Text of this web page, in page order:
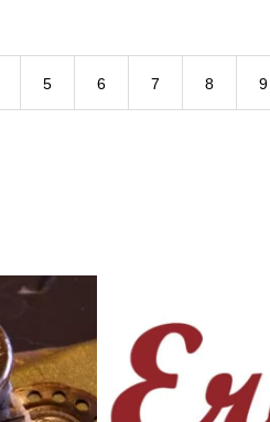
5 6 7 8 9